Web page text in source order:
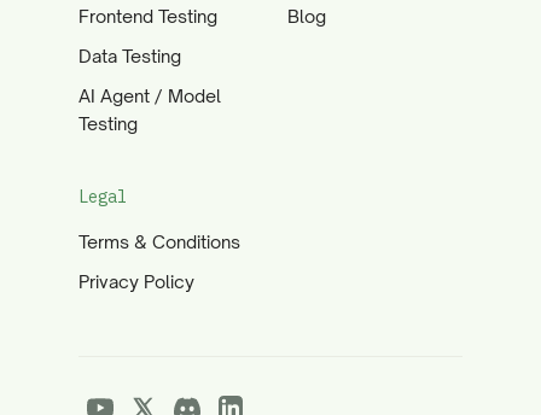
Frontend Testing
Data Testing
AI Agent / Model
Testing
Blog
Legal
Terms & Conditions
Privacy Policy